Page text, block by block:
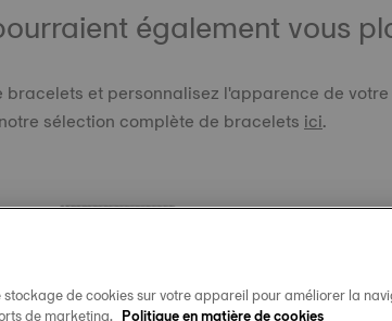
également vous
bracelets et personnalisez l'apparence de
sélection complète de braceletsici.
BRACELET
de cookies sur votre appareil pour améliorer la
de marketing. Politique en matière de cookies